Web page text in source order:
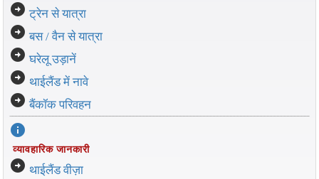
arrow_circle_right ट्रेन से यात्रा
arrow_circle_right बस / वैन से यात्रा
arrow_circle_right घरेलू उड़ानें
arrow_circle_right थाईलैंड में नावे
arrow_circle_right बैंकॉक परिवहन
info
व्यावहारिक जानकारी
arrow_circle_right थाईलैंड वीज़ा